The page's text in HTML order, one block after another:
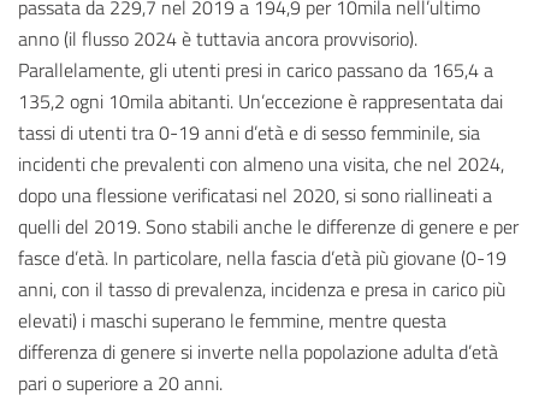
passata da 229,7 nel 2019 a 194,9 per 10mila nell’ultimo
anno (il flusso 2024 è tuttavia ancora provvisorio).
Parallelamente, gli utenti presi in carico passano da 165,4 a
135,2 ogni 10mila abitanti. Un’eccezione è rappresentata dai
tassi di utenti tra 0-19 anni d’età e di sesso femminile, sia
incidenti che prevalenti con almeno una visita, che nel 2024,
dopo una flessione verificatasi nel 2020, si sono riallineati a
quelli del 2019. Sono stabili anche le differenze di genere e per
fasce d’età. In particolare, nella fascia d’età più giovane (0-19
anni, con il tasso di prevalenza, incidenza e presa in carico più
elevati) i maschi superano le femmine, mentre questa
differenza di genere si inverte nella popolazione adulta d’età
pari o superiore a 20 anni.